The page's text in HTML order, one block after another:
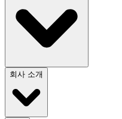
회사 소개